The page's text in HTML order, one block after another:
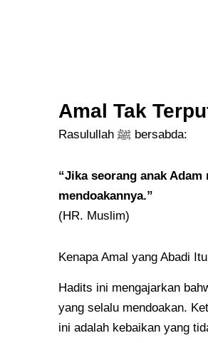
Amal Tak
Rasulullah ﷺ bersabda:
“Jika seorang anak
mendoakannya.”
(HR. Muslim)
Kenapa Amal yang Abadi
Hadits ini mengajarkan
yang selalu mendoakan.
ini adalah kebaikan yang